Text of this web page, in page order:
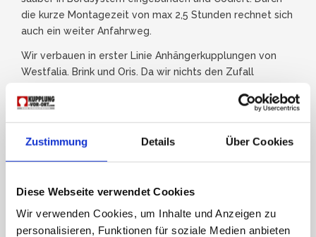
Zustimmung Details Über Cookies
Diese Webseite verwendet Cookies
Wir verwenden Cookies, um Inhalte und Anzeigen zu
personalisieren, Funktionen für soziale Medien anbieten
die kurze Montagezeit von max 2,5 Stunden rechnet sich
auch ein weiter Anfahrweg.
Wir verbauen in erster Linie Anhängerkupplungen von
Westfalia. Brink und Oris. Da wir nichts den Zufall